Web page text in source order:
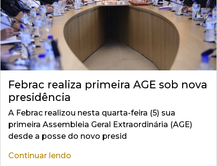
Febrac realiza primeira AGE sob nova
presidência
A Febrac realizou nesta quarta-feira (5) sua
primeira Assembleia Geral Extraordinária (AGE)
desde a posse do novo presid
Continuar lendo